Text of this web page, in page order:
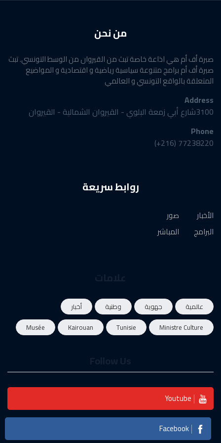
من نحن
صبرة أف أم هي اذاعة خاصة تبث من القيروان من الوسط التونسي. تبث
صبرة أف أم برامج متنوعة سياسية رياضية و اقتصادية و المواضيع
المتعلقة بالواقع التونسي و العالمي
Address
3100شارع أبي زمعة البلوي - القيروان الشمالية - القيروان
Phone
77238220 (216+)
روابط سريعة
الأخبار
البرامج
صور
المباشر
عالمية جهوية وطنية
أخبار
Ministre Culture
Tunisie
Kairouan
Musée
Youtube
Facebook